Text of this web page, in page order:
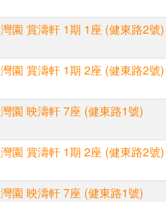
園 賞濤軒 1期 1座 (健東路2號)
園 賞濤軒 1期 2座 (健東路2號)
園 映濤軒 7座 (健東路1號)
園 賞濤軒 1期 2座 (健東路2號)
園 映濤軒 7座 (健東路1號)